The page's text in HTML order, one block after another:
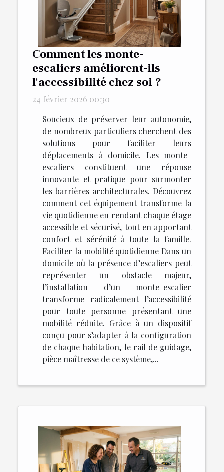
Comment les monte-
escaliers améliorent-ils
l'accessibilité chez soi ?
24 février 2026 00:30
Soucieux de préserver leur autonomie,
de nombreux particuliers cherchent des
solutions pour faciliter leurs
déplacements à domicile. Les monte-
escaliers constituent une réponse
innovante et pratique pour surmonter
les barrières architecturales. Découvrez
comment cet équipement transforme la
vie quotidienne en rendant chaque étage
accessible et sécurisé, tout en apportant
confort et sérénité à toute la famille.
Faciliter la mobilité quotidienne Dans un
domicile où la présence d’escaliers peut
représenter un obstacle majeur,
l’installation d’un monte-escalier
transforme radicalement l’accessibilité
pour toute personne présentant une
mobilité réduite. Grâce à un dispositif
conçu pour s’adapter à la configuration
de chaque habitation, le rail de guidage,
pièce maîtresse de ce système,...